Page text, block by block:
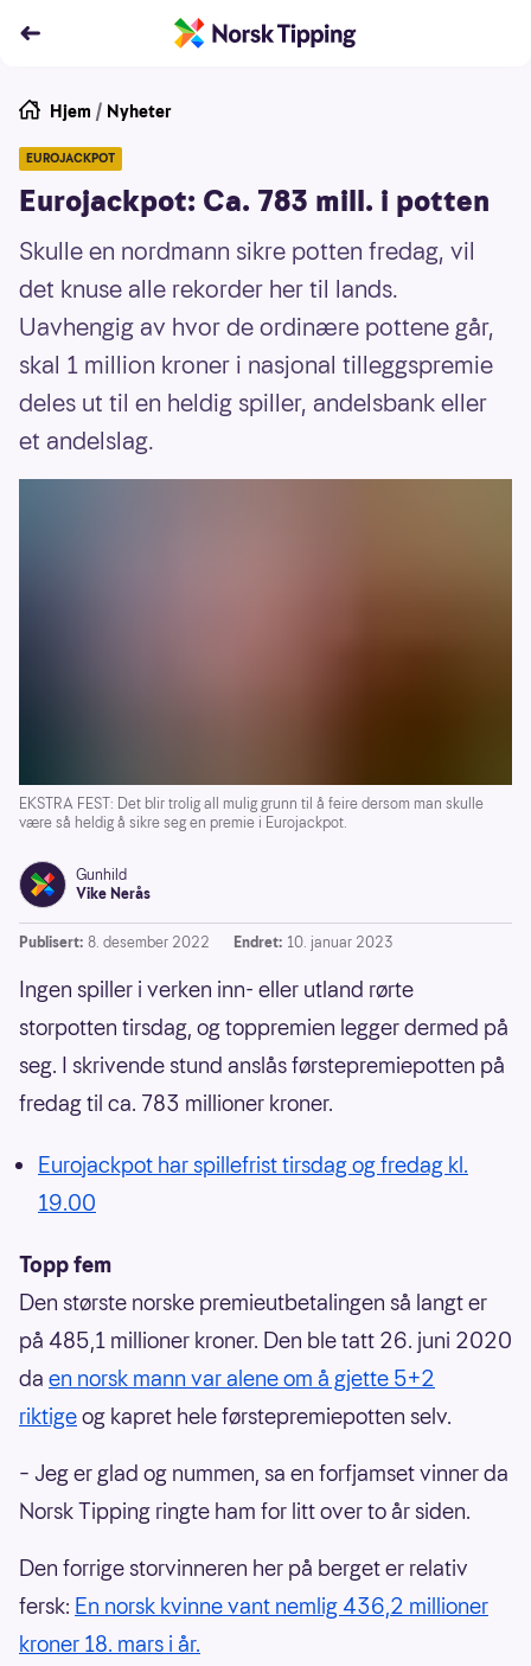
Hjem / Nyheter
EUROJACKPOT
Eurojackpot: Ca. 783 mill. i potten
Skulle en nordmann sikre potten fredag, vil
det knuse alle rekorder her til lands.
Uavhengig av hvor de ordinære pottene går,
skal 1 million kroner i nasjonal tilleggspremie
deles ut til en heldig spiller, andelsbank eller
et andelslag.
EKSTRA FEST: Det blir trolig all mulig grunn til å feire dersom man skulle
være så heldig å sikre seg en premie i Eurojackpot.
Gunhild
Vike Nerås
Publisert: 8. desember 2022 Endret: 10. januar 2023
Ingen spiller i verken inn- eller utland rørte
storpotten tirsdag, og toppremien legger dermed på
seg. I skrivende stund anslås førstepremiepotten på
fredag til ca. 783 millioner kroner.
Eurojackpot har spillefrist tirsdag og fredag kl.
19.00
Topp fem
Den største norske premieutbetalingen så langt er
på 485,1 millioner kroner. Den ble tatt 26. juni 2020
da en norsk mann var alene om å gjette 5+2
riktigeog kapret hele førstepremiepotten selv.
– Jeg er glad og nummen, sa en forfjamset vinner da
Norsk Tipping ringte ham for litt over to år siden.
Den forrige storvinneren her på berget er relativ
fersk: En norsk kvinne vant nemlig 436,2 millioner
kroner 18. mars i år.